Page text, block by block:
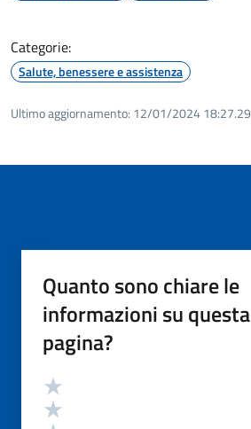
Categorie:
Salute, benessere e assistenza
Ultimo aggiornamento: 12/01/2024 18:27.29
Quanto sono chiare le
informazioni su questa
pagina?
Valutazione